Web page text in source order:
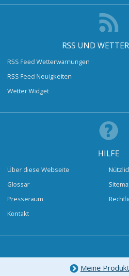
RSS UND
RSS Feed Wetterwarnungen
RSS Feed Neuigkeiten
Wetter Widget
HILFE
Über diese Webseite
Glossar
Presseraum
Kontakt
Meine